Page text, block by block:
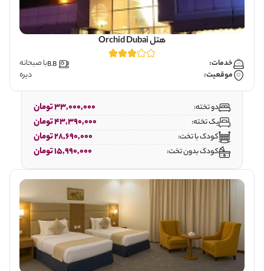
هتل Orchid Dubai
خدمات:
با صبحانه
موقعیت:
دیره
دو تخته: 33,000,000 تومان
یک تخته: 43,390,000 تومان
کودک با تخت: 28,690,000 تومان
کودک بدون تخت: 15,990,000 تومان